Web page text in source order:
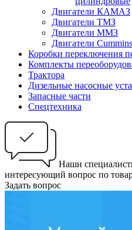
Двигатели КАМАЗ
Двигатели ТМЗ
Двигатели ММЗ
Двигатели Cummins
Коробки переключения
Комплекты
Трактора
Дизельные насосные
Запасные части
Спецтехника
Наши
интересующий вопрос по
Задать вопрос